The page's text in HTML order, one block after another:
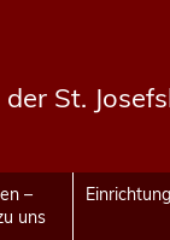
St.
–
uns